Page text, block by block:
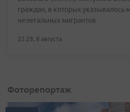
граждан, в которых указывалось
нелегальных мигрантов
22:29, 8 августа
Фоторепортаж